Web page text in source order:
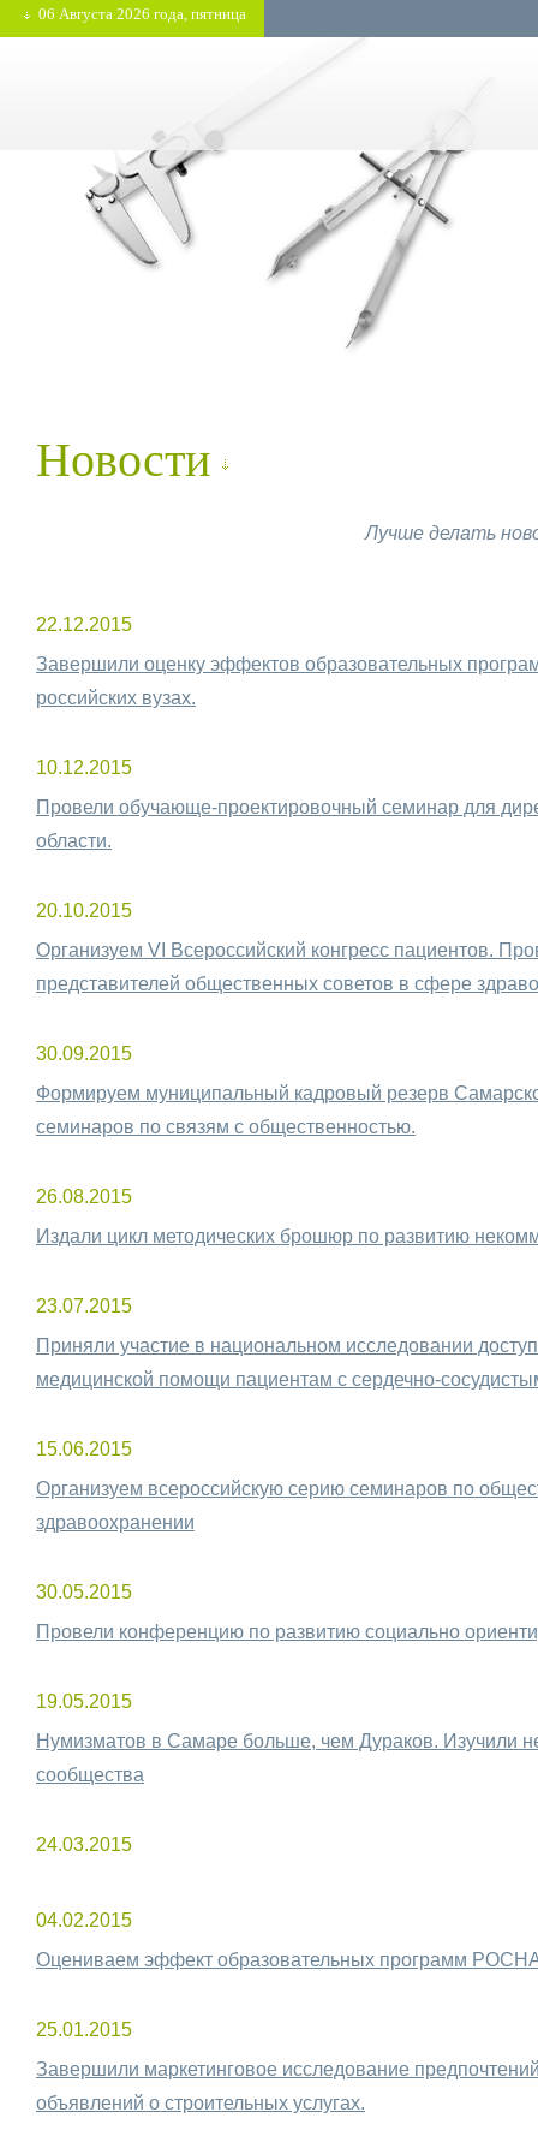
06 Августа 2026 года, пятница
Новости
Лучше делать
22.12.2015
Завершили оценку эффектов образовательных
российских вузах.
10.12.2015
Провели обучающе-проектировочный семинар для
области.
20.10.2015
Организуем VI Всероссийский конгресс пациентов.
представителей общественных советов в сфере
30.09.2015
Формируем муниципальный кадровый резерв
семинаров по связям с общественностью.
26.08.2015
Издали цикл методических брошюр по развитию
23.07.2015
Приняли участие в национальном исследовании
медицинской помощи пациентам с сердечно-
15.06.2015
Организуем всероссийскую серию семинаров по
здравоохранении
30.05.2015
Провели конференцию по развитию социально
19.05.2015
Нумизматов в Самаре больше, чем Дураков. Изучили
сообщества
24.03.2015
04.02.2015
Оцениваем эффект образовательных программ
25.01.2015
Завершили маркетинговое исследование
объявлений о строительных услугах.